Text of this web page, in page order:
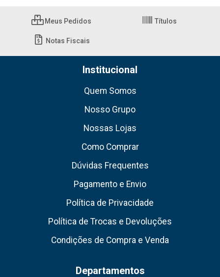
Meus Pedidos Títulos
Notas Fiscais
Institucional
Quem Somos
Nosso Grupo
Nossas Lojas
Como Comprar
Dúvidas Frequentes
Pagamento e Envio
Política de Privacidade
Política de Trocas e Devoluções
Condições de Compra e Venda
Departamentos